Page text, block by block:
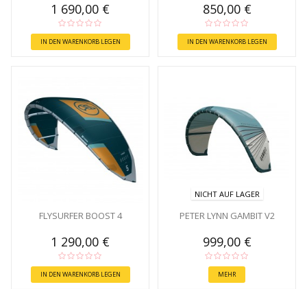
1 690,00 €
IN DEN WARENKORB LEGEN
850,00 €
IN DEN WARENKORB LEGEN
FLYSURFER BOOST 4
1 290,00 €
IN DEN WARENKORB LEGEN
NICHT AUF LAGER
PETER LYNN GAMBIT V2
999,00 €
MEHR